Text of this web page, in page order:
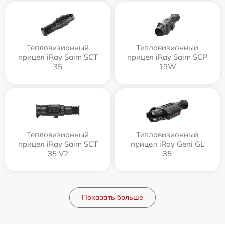
Тепловизионный
прицел iRay Saim SCT
35
Тепловизионный
прицел iRay Saim SCP
19W
Тепловизионный
прицел iRay Saim SCT
35 V2
Тепловизионный
прицел iRay Geni GL
35
Показать больше